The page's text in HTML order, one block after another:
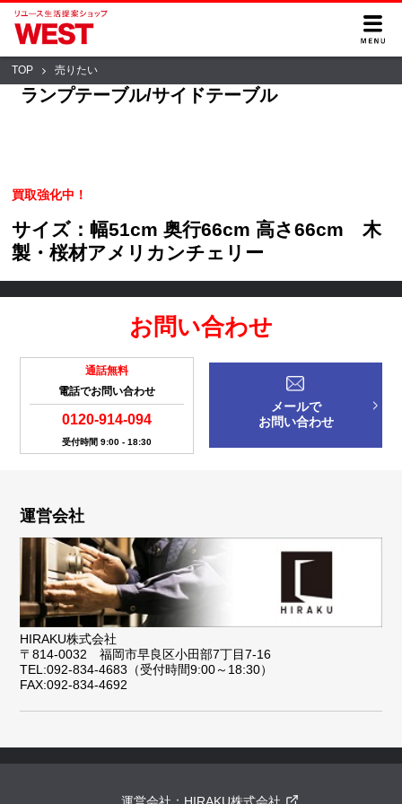
TOP 売りたい
ランプテーブル/サイドテーブル
買取強化中！
サイズ：幅51cm 奥行66cm 高さ66cm 木
製・桜材アメリカンチェリー
お問い合わせ
通話無料
電話でお問い合わせ
0120-914-094
受付時間 9:00 - 18:30
メールで
お問い合わせ
運営会社
HIRAKU株式会社
〒814-0032 福岡市早良区小田部7丁目7-16
TEL:092-834-4683（受付時間9:00～18:30）
FAX:092-834-4692
運営会社： HIRAKU株式会社